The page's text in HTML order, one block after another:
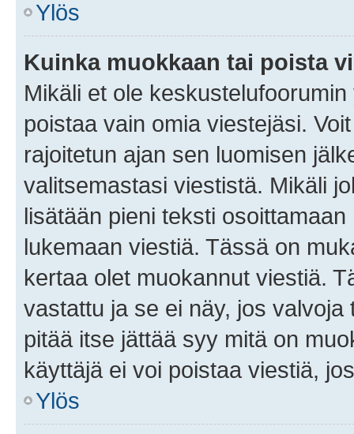
Ylös
Kuinka muokkaan tai poista
Mikäli et ole
poistaa vain omia viestejäsi.
rajoitetun ajan sen luomisen
valitsemastasi viestistä. Mikäli
lisätään pieni teksti
lukemaan viestiä. Tässä on
kertaa olet muokannut viestiä.
vastattu ja se ei näy, jos
pitää itse jättää syy mitä on
käyttäjä ei voi poistaa viestiä,
Ylös